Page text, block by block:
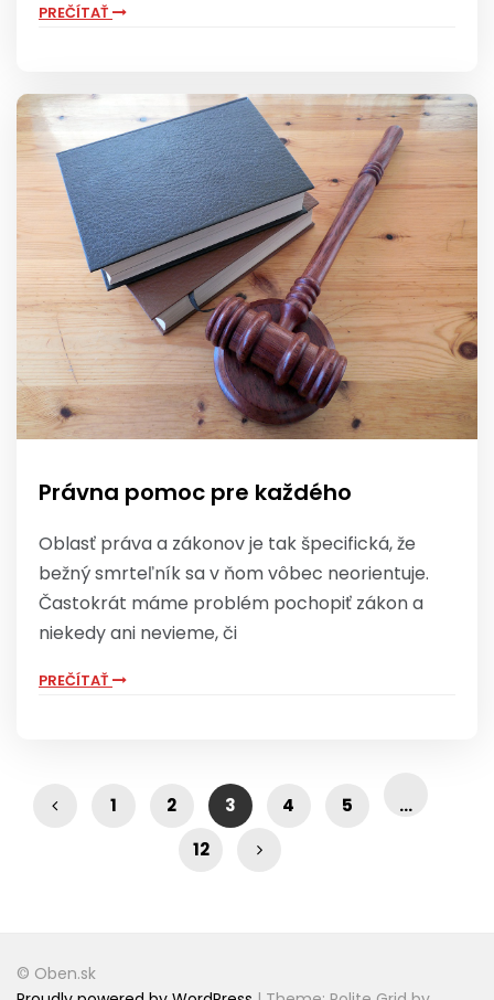
PREČÍTAŤ
Právna pomoc pre každého
Oblasť práva a zákonov je tak špecifická, že
bežný smrteľník sa v ňom vôbec neorientuje.
Častokrát máme problém pochopiť zákon a
niekedy ani nevieme, či
PREČÍTAŤ
1 2 3 4 5
…
12
© Oben.sk